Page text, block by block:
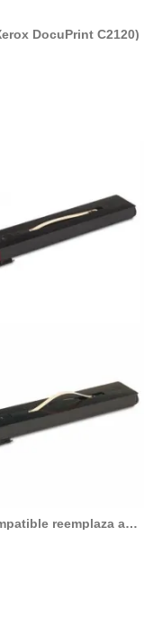
DocuPrint C2120)
reemplaza a
006R01452